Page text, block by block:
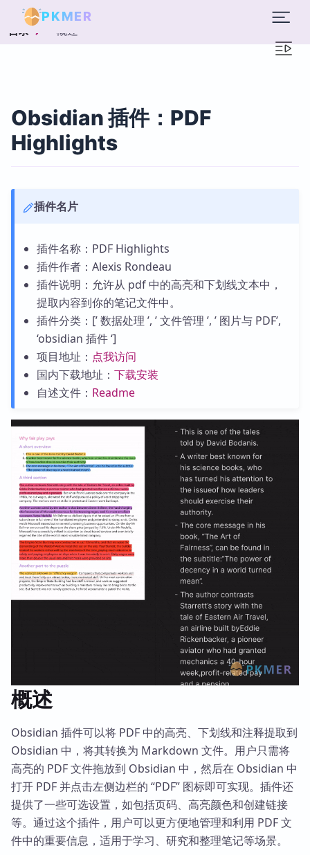
PKMER
目录 概述
Obsidian 插件：PDF
Highlights
插件名片
插件名称：PDF Highlights
插件作者：Alexis Rondeau
插件说明：允许从 pdf 中的高亮和下划线文本中，
提取内容到你的笔记文件中。
插件分类：[’ 数据处理 ’, ’ 文件管理 ’, ’ 图片与 PDF’,
‘obsidian 插件 ‘]
项目地址： 点我访问
国内下载地址： 下载安装
自述文件： Readme
概述
Obsidian 插件可以将 PDF 中的高亮、下划线和注释提取到
Obsidian 中，将其转换为 Markdown 文件。用户只需将
高亮的 PDF 文件拖放到 Obsidian 中，然后在 Obsidian 中
打开 PDF 并点击左侧边栏的 “PDF” 图标即可实现。插件还
提供了一些可选设置，如包括页码、高亮颜色和创建链接
等。通过这个插件，用户可以更方便地管理和利用 PDF 文
件中的重要信息，适用于学习、研究和整理笔记等场景。